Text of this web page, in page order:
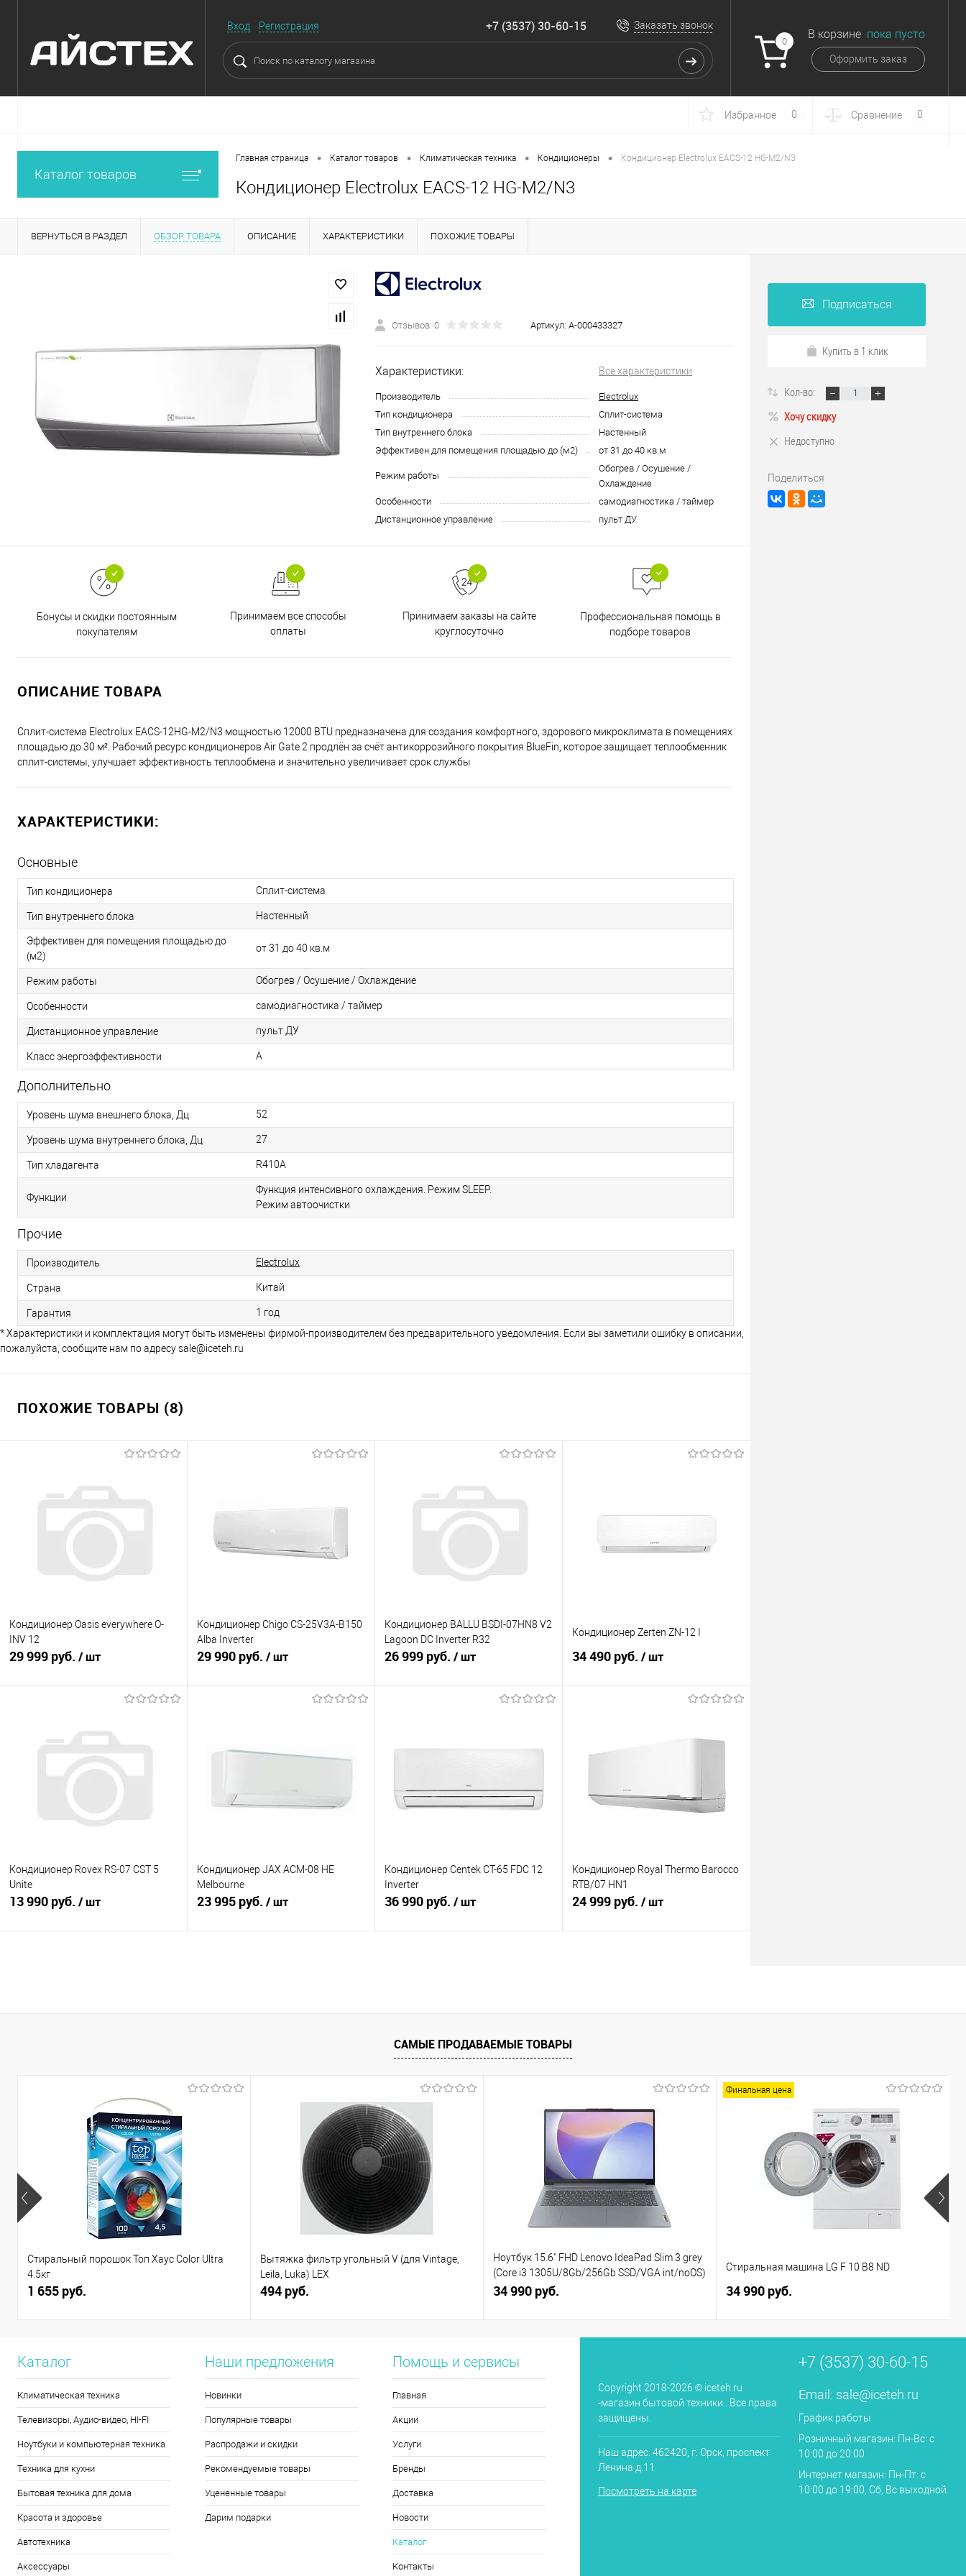
Вход Регистрация +7 (3537) 30-60-15 Заказать звонок
0
В корзине пока пусто
Оформить заказ
Избранное 0 Сравнение 0
Каталог товаров
Главная страница • Каталог товаров • Климатическая техника • Кондиционеры • Кондиционер Electrolux EACS-12 HG-M2/N3
Кондиционер Electrolux EACS-12 HG-M2/N3
ВЕРНУТЬСЯ В РАЗДЕЛ ОБЗОР ТОВАРА ОПИСАНИЕ ХАРАКТЕРИСТИКИ ПОХОЖИЕ ТОВАРЫ
Отзывов: 0 Артикул: А-000433327
Характеристики: Все характеристики
Производитель
Electrolux
Тип кондиционера
Сплит-система
Тип внутреннего блока
Настенный
Эффективен для помещения площадью до (м2)
от 31 до 40 кв.м
Режим работы
Обогрев / Осушение /
Охлаждение
Особенности
самодиагностика / таймер
Дистанционное управление
пульт ДУ
Бонусы и скидки постоянным
покупателям
Принимаем все способы
оплаты
Принимаем заказы на сайте
круглосуточно
Профессиональная помощь в
подборе товаров
ОПИСАНИЕ ТОВАРА
Сплит-система Electrolux EACS-12HG-M2/N3 мощностью 12000 BTU предназначена для создания комфортного, здорового микроклимата в помещениях
площадью до 30 м². Рабочий ресурс кондиционеров Air Gate 2 продлён за счёт антикоррозийного покрытия BlueFin, которое защищает теплообменник
сплит-системы, улучшает эффективность теплообмена и значительно увеличивает срок службы
ХАРАКТЕРИСТИКИ:
Основные
Тип кондиционера Сплит-система
Тип внутреннего блока Настенный
Эффективен для помещения площадью до
(м2)
от 31 до 40 кв.м
Режим работы Обогрев / Осушение / Охлаждение
Особенности самодиагностика / таймер
Дистанционное управление пульт ДУ
Класс энергоэффективности А
Дополнительно
Уровень шума внешнего блока, Дц 52
Уровень шума внутреннего блока, Дц 27
Тип хладагента R410A
Функции
Функция интенсивного охлаждения. Режим SLEEP.
Режим автоочистки
Прочие
Производитель Electrolux
Страна Китай
Гарантия
1 год
* Характеристики и комплектация могут быть изменены фирмой-производителем без предварительного уведомления. Если вы заметили ошибку в описании,
пожалуйста, сообщите нам по адресу sale@iceteh.ru
ПОХОЖИЕ ТОВАРЫ (8)
Кондиционер Oasis everywhere O-
INV 12
29 999 руб. / шт
Купить в 1 клик
К сравнению
В избранное
В наличии
Кондиционер Chigo CS-25V3A-B150
Alba Inverter
29 990 руб. / шт
Купить в 1 клик
Кондиционер BALLU BSDI-07HN8 V2
Lagoon DC Inverter R32
26 999 руб. / шт
Купить в 1 клик
К сравнению
Кондиционер Zerten ZN-12 I
34 490 руб. / шт
К сравнению
Кондиционер Rovex RS-07 CST 5
Unite
13 990 руб. / шт
В избранное
В наличии
Кондиционер JAX ACM-08 HE
Melbourne
23 995 руб. / шт
В избранное
В наличии
Кондиционер Centek CT-65 FDC 12
Inverter
36 990 руб. / шт
В избранное
В наличии
Кондиционер Royal Thermo Barocco
RTB/07 HN1
24 999 руб. / шт
В избранное
В наличии
Подписаться
Купить в 1 клик
Кол-во:
Хочу скидку
Недоступно
Поделиться
САМЫЕ ПРОДАВАЕМЫЕ ТОВАРЫ
Стиральный порошок Топ Хаус Color Ultra
4.5кг
1 655 руб.
Вытяжка фильтр угольный V (для Vintage,
Leila, Luka) LEX
494 руб.
Ноутбук 15.6" FHD Lenovo IdeaPad Slim 3 grey
(Core i3 1305U/8Gb/256Gb SSD/VGA int/noOS)
(82X7004BPS)
34 990 руб.
Финальная цена
Стиральная машина LG F 10 B8 ND
34 990 руб.
Каталог
Климатическая техника
Телевизоры, Аудио-видео, HI-FI
Ноутбуки и компьютерная техника
Техника для кухни
Бытовая техника для дома
Красота и здоровье
Автотехника
Аксессуары
Наши предложения
Новинки
Популярные товары
Распродажи и скидки
Рекомендуемые товары
Уцененные товары
Дарим подарки
Помощь и сервисы
Главная
Акции
Услуги
Бренды
Доставка
Новости
Каталог
Контакты
Copyright 2018-2026 © iceteh.ru
-магазин бытовой техники.. Все права
защищены.
Наш адрес: 462420, г. Орск, проспект
Ленина д.11
Посмотреть на карте
+7 (3537) 30-60-15
Email: sale@iceteh.ru
График работы
Розничный магазин: Пн-Вс: с
10:00 до 20:00
Интернет магазин: Пн-Пт: с
10:00 до 19:00, Сб, Вс выходной.